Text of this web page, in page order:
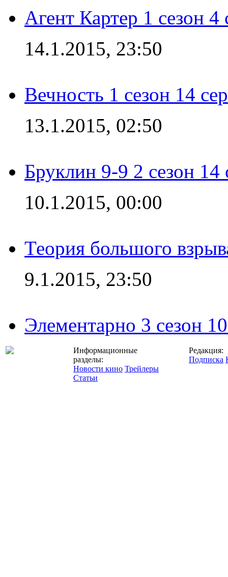
Агент Картер 1 сезон 4
14.1.2015, 23:50
Вечность 1 сезон 14
13.1.2015, 02:50
Бруклин 9-9 2 сезон 14
10.1.2015, 00:00
Теория большого
9.1.2015, 23:50
Элементарно 3 сезон
Информационные
разделы:
Новости кино Трейлеры
Статьи
Редакция:
Подписка